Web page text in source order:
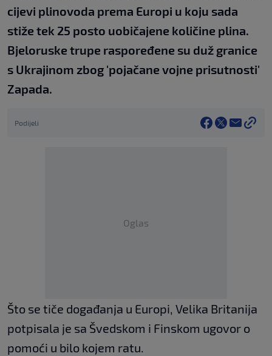
cijevi plinovoda prema Europi u koju sada
stiže tek 25 posto uobičajene količine plina.
Bjeloruske trupe raspoređene su duž granice
s Ukrajinom zbog 'pojačane vojne prisutnosti'
Zapada.
Podijeli
Oglas
Što se tiče događanja u Europi, Velika Britanija
potpisala je sa Švedskom i Finskom ugovor o
pomoći u bilo kojem ratu.